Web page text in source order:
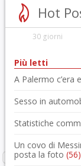
Hot
30 giorni
Più letti
A Palermo c’era
Sesso in
Statistiche
Un covo di
posta la foto (56)